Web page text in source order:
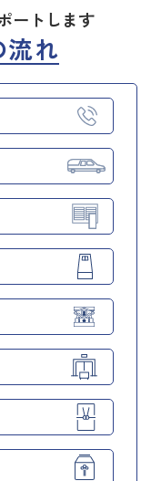
ートします
流れ